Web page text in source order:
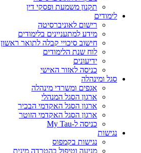
תקנון משמעת ופסקי דין
לימודים
רישום לאוניברסיטה
מידע למתעניינים בלימודים
חישוב סיכויי קבלה לתואר ראשון
לוח שנת הלימודים
ידיעונים
כניסה לאזור האישי
סגל ומינהלה
אגפים ומשרדי מינהלה
ארגון הסגל המנהלי
ארגון הסגל האקדמי הבכיר
ארגון הסגל האקדמי הזוטר
כניסה ל-My Tau
נגישות
נגישות בקמפוס
מניעה וטיפול בהטרדה מינית